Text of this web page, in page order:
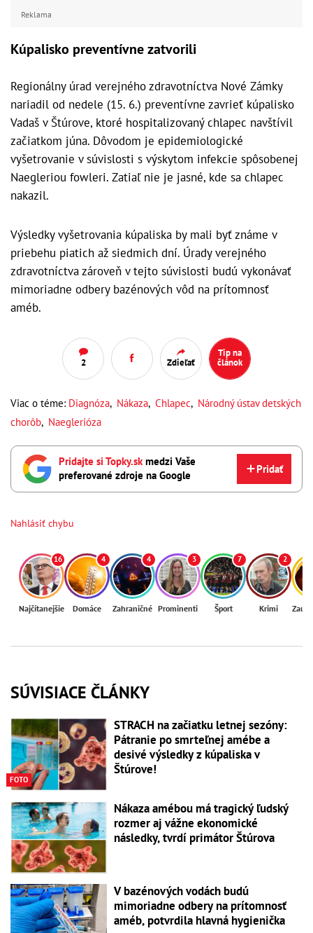
Reklama
Kúpalisko preventívne zatvorili
Regionálny úrad verejného zdravotníctva Nové Zámky
nariadil od nedele (15. 6.) preventívne zavrieť kúpalisko
Vadaš v Štúrove, ktoré hospitalizovaný chlapec navštívil
začiatkom júna. Dôvodom je epidemiologické
vyšetrovanie v súvislosti s výskytom infekcie spôsobenej
Naegleriou fowleri. Zatiaľ nie je jasné, kde sa chlapec
nakazil.
Výsledky vyšetrovania kúpaliska by mali byť známe v
priebehu piatich až siedmich dní. Úrady verejného
zdravotníctva zároveň v tejto súvislosti budú vykonávať
mimoriadne odbery bazénových vôd na prítomnosť
améb.
2 Zdieľať
Tip na
článok
Viac o téme: Diagnóza, Nákaza, Chlapec, Národný ústav detských
chorôb, Naeglerióza
Pridajte si Topky.skmedzi Vaše
preferované zdroje na Google
Pridať
Nahlásiť chybu
16
Najčítanejšie
4
Domáce
4
Zahraničné
3
Prominenti
7
Šport
2
Krimi
SÚVISIACE ČLÁNKY
FOTO
STRACH na začiatku letnej sezóny:
Pátranie po smrteľnej amébe a
desivé výsledky z kúpaliska v
Štúrove!
Nákaza amébou má tragický ľudský
rozmer aj vážne ekonomické
následky, tvrdí primátor Štúrova
V bazénových vodách budú
mimoriadne odbery na prítomnosť
améb, potvrdila hlavná hygienička